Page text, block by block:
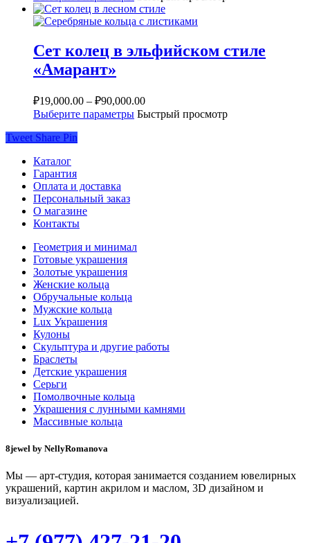
Сет колец в эльфийском стиле
«Амарант»
₽19,000.00 – ₽90,000.00
Выберите параметры Быстрый просмотр
Tweet Share Pin
Каталог
Гарантия
Оплата и доставка
Персональный заказ
О магазине
Контакты
Геометрия и минимал
Готовые украшения
Золотые украшения
Женские кольца
Обручальные кольца
Мужские кольца
Lux Украшения
Кулоны
Скульптура и другие работы
Браслеты
Детские украшения
Серьги
Помолвочные кольца
Украшения с лунными камнями
Массивные кольца
8jewel by NellyRomanova
Мы — арт-студия, которая занимается созданием ювелирных
украшений, картин акрилом и маслом, 3D дизайном и
визуализацией.